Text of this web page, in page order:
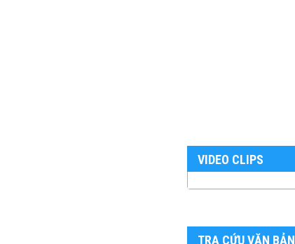
VIDEO CLIPS
TRA CỨU VĂN BẢN